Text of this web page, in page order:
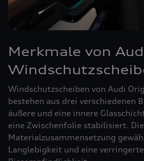
Merkmale von
Windschutzscheiben von Audi
bestehen aus drei verschiedenen
äußere und eine innere
eine Zwischenfolie stabilisiert.
Materialzusammensetzung
Langlebigkeit und eine verringerte